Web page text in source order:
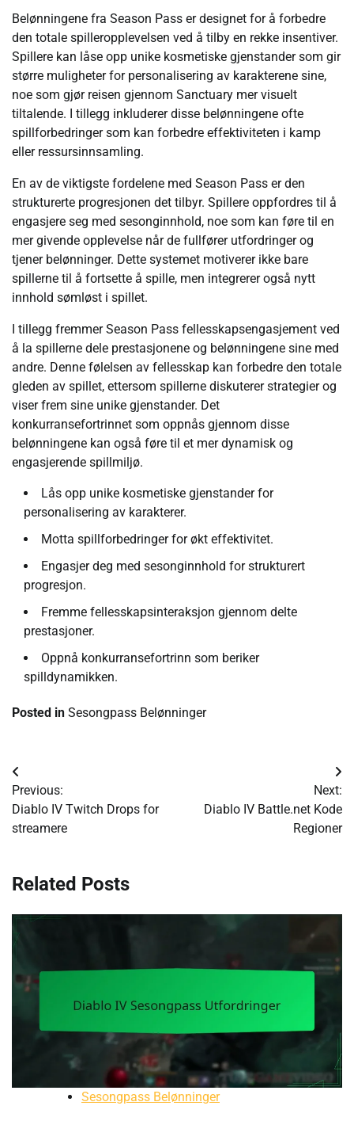
Belønningene fra Season Pass er designet for å forbedre
den totale spilleropplevelsen ved å tilby en rekke insentiver.
Spillere kan låse opp unike kosmetiske gjenstander som gir
større muligheter for personalisering av karakterene sine,
noe som gjør reisen gjennom Sanctuary mer visuelt
tiltalende. I tillegg inkluderer disse belønningene ofte
spillforbedringer som kan forbedre effektiviteten i kamp
eller ressursinnsamling.
En av de viktigste fordelene med Season Pass er den
strukturerte progresjonen det tilbyr. Spillere oppfordres til å
engasjere seg med sesonginnhold, noe som kan føre til en
mer givende opplevelse når de fullfører utfordringer og
tjener belønninger. Dette systemet motiverer ikke bare
spillerne til å fortsette å spille, men integrerer også nytt
innhold sømløst i spillet.
I tillegg fremmer Season Pass fellesskapsengasjement ved
å la spillerne dele prestasjonene og belønningene sine med
andre. Denne følelsen av fellesskap kan forbedre den totale
gleden av spillet, ettersom spillerne diskuterer strategier og
viser frem sine unike gjenstander. Det
konkurransefortrinnet som oppnås gjennom disse
belønningene kan også føre til et mer dynamisk og
engasjerende spillmiljø.
Lås opp unike kosmetiske gjenstander for
personalisering av karakterer.
Motta spillforbedringer for økt effektivitet.
Engasjer deg med sesonginnhold for strukturert
progresjon.
Fremme fellesskapsinteraksjon gjennom delte
prestasjoner.
Oppnå konkurransefortrinn som beriker
spilldynamikken.
Posted in Sesongpass Belønninger
Post
navigation
Previous:
Diablo IV Twitch Drops for
streamere
Next:
Diablo IV Battle.net Kode
Regioner
Related Posts
Sesongpass Belønninger